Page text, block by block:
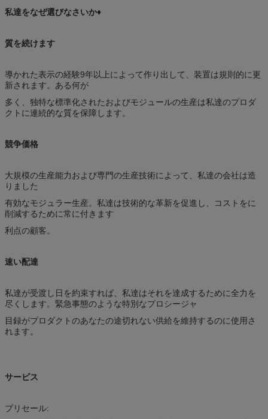
私達をなぜ選びなさいか♦
質を続けます
導かれた表示の経験9年以上によって作り出して、装置は規則的に更
新されます。ある何が
多く、独特な標準化されたおよびモジュールの生産は私達のプロダ
クトに連続的な質を保障します。
競争価格
大規模の生産能力および専門の生産技術によって、私達の会社は造
りました
有効なモジュラー生産。私達は技術的な革新を促進し、コストをに
削減するために常に付きます
利点の顧客。
速い配達
私達が受渡し日を約束すれば、私達はそれを達成するために全力を
尽くします。緊急事態のような特別なプロシージャ
目録がプロダクトのあなたの途切れない供給を維持するのに使用さ
れます。
サービス
プリセール: